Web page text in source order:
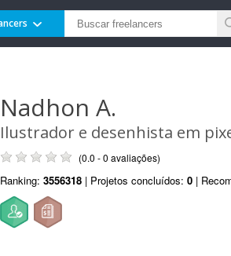
Nadhon A.
Ilustrador e desenhista em
(0.0 - 0 avaliações)
Ranking: 3556318 | Projetos concluídos: 0 |